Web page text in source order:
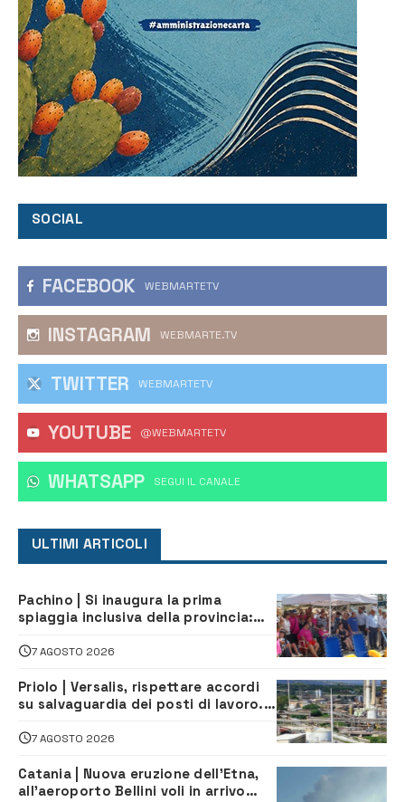
SOCIAL
FACEBOOK WEBMARTETV
INSTAGRAM WEBMARTE.TV
TWITTER WEBMARTETV
YOUTUBE @WEBMARTETV
WHATSAPP ‎SEGUI IL CANALE
ULTIMI ARTICOLI
Pachino | Si inaugura la prima
spiaggia inclusiva della provincia:
tutti
7 AGOSTO 2026
Priolo | Versalis, rispettare accordi
su salvaguardia dei posti di lavoro. Il
7 AGOSTO 2026
Catania | Nuova eruzione dell’Etna,
all’aeroporto Bellini voli in arrivo